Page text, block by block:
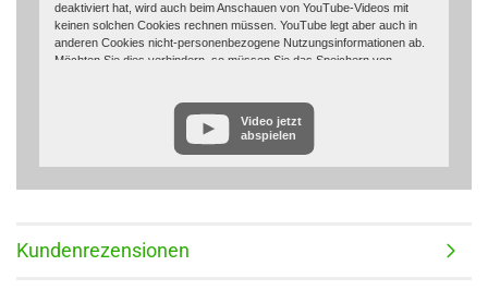
deaktiviert hat, wird auch beim Anschauen von YouTube-Videos mit
keinen solchen Cookies rechnen müssen. YouTube legt aber auch in
anderen Cookies nicht-personenbezogene Nutzungsinformationen ab.
Möchten Sie dies verhindern, so müssen Sie das Speichern von
Weitere Informationen zum Datenschutz bei „YouTube“ finden Sie in der
Datenschutzerklärung des Anbieters unter:
https://www.google.de/intl/de/policies/privacy/
Video jetzt
abspielen
Kundenrezensionen